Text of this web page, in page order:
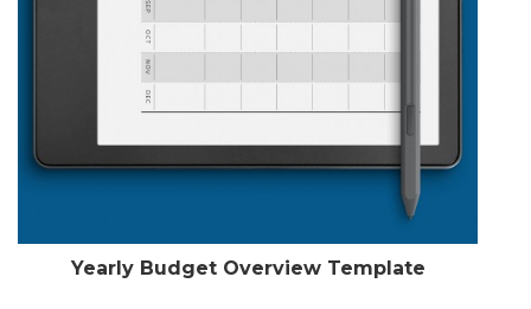
Yearly Budget Overview Template